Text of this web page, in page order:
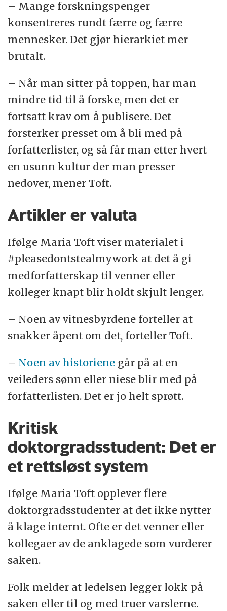
– Mange forskningspenger
konsentreres rundt færre og færre
mennesker. Det gjør hierarkiet mer
brutalt.
– Når man sitter på toppen, har man
mindre tid til å forske, men det er
fortsatt krav om å publisere. Det
forsterker presset om å bli med på
forfatterlister, og så får man etter hvert
en usunn kultur der man presser
nedover, mener Toft.
Artikler er valuta
Ifølge Maria Toft viser materialet i
#pleasedontstealmywork at det å gi
medforfatterskap til venner eller
kolleger knapt blir holdt skjult lenger.
– Noen av vitnesbyrdene forteller at
snakker åpent om det, forteller Toft.
– Noen av historiene går på at en
veileders sønn eller niese blir med på
forfatterlisten. Det er jo helt sprøtt.
Kritisk
doktorgradsstudent: Det er
et rettsløst system
Ifølge Maria Toft opplever flere
doktorgradsstudenter at det ikke nytter
å klage internt. Ofte er det venner eller
kollegaer av de anklagede som vurderer
saken.
Folk melder at ledelsen legger lokk på
saken eller til og med truer varslerne.